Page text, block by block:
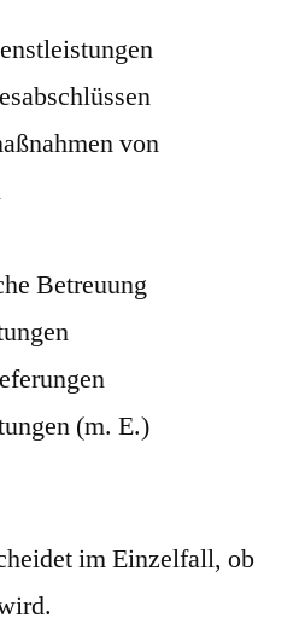
von
Betreuung
(m. E.)
im Einzelfall, ob